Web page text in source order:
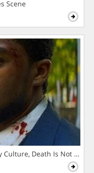
Scene
Culture, Death Is Not The